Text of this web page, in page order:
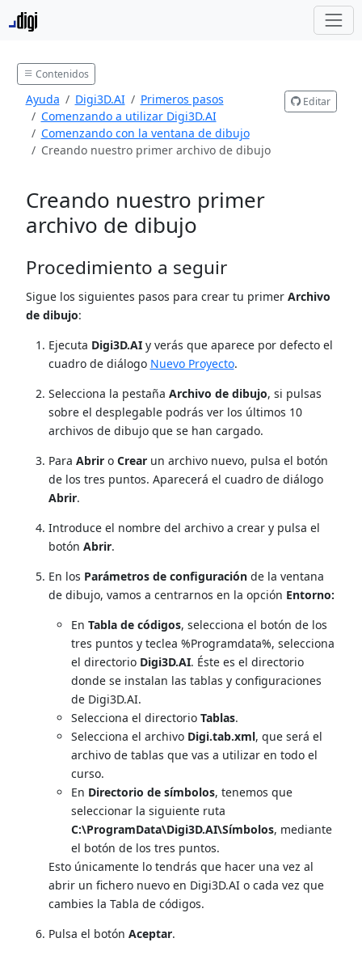
Contenidos
Ayuda Digi3D.AI
Primeros pasos
Comenzando a utilizar Digi3D.AI
Comenzando con la ventana de dibujo
Creando nuestro primer archivo de dibujo
Editar
Creando nuestro primer
archivo de dibujo
Procedimiento a seguir
Sigue los siguientes pasos para crear tu primer Archivo
de dibujo:
Ejecuta Digi3D.AIy verás que aparece por defecto el
cuadro de diálogo Nuevo Proyecto.
Selecciona la pestaña Archivo de dibujo, si pulsas
sobre el desplegable podrás ver los últimos 10
archivos de dibujo que se han cargado.
Para Abriro Crearun archivo nuevo, pulsa el botón
de los tres puntos. Aparecerá el cuadro de diálogo
Abrir.
Introduce el nombre del archivo a crear y pulsa el
botón Abrir.
En los Parámetros de configuraciónde la ventana
de dibujo, vamos a centrarnos en la opción Entorno:
En Tabla de códigos, selecciona el botón de los
tres puntos y teclea %Programdata%, selecciona
el directorio Digi3D.AI. Éste es el directorio
donde se instalan las tablas y configuraciones
de Digi3D.AI.
Selecciona el directorio Tablas.
Selecciona el archivo Digi.tab.xml, que será el
archivo de tablas que vas a utilizar en todo el
curso.
En Directorio de símbolos, tenemos que
seleccionar la siguiente ruta
C:\ProgramData\Digi3D.AI\Símbolos, mediante
el botón de los tres puntos.
Esto únicamente lo tendrás que hacer una vez al
abrir un fichero nuevo en Digi3D.AI o cada vez que
cambies la Tabla de códigos.
Pulsa el botón Aceptar.